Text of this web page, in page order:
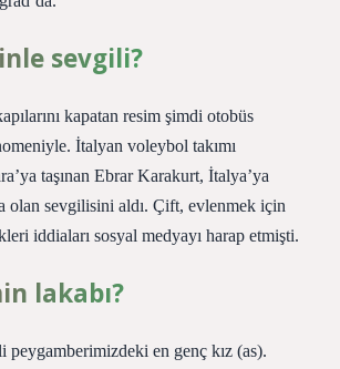
sevgili?
kapatan resim şimdi otobüs
İtalyan voleybol takımı
taşınan Ebrar Karakurt, İtalya’ya
olan sevgilisini aldı. Çift, evlenmek için
iddiaları sosyal medyayı harap etmişti.
lakabı?
peygamberimizdeki en genç kız (as).